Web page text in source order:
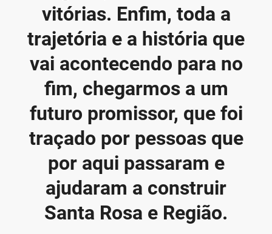
vitórias. Enfim, toda a
trajetória e a história que
vai acontecendo para no
fim, chegarmos a um
futuro promissor, que foi
traçado por pessoas que
por aqui passaram e
ajudaram a construir
Santa Rosa e Região.